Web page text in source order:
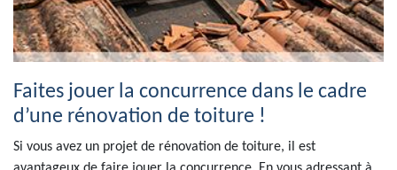
Faites jouer la concurrence dans le cadre
d’une rénovation de toiture !
Si vous avez un projet de rénovation de toiture, il est